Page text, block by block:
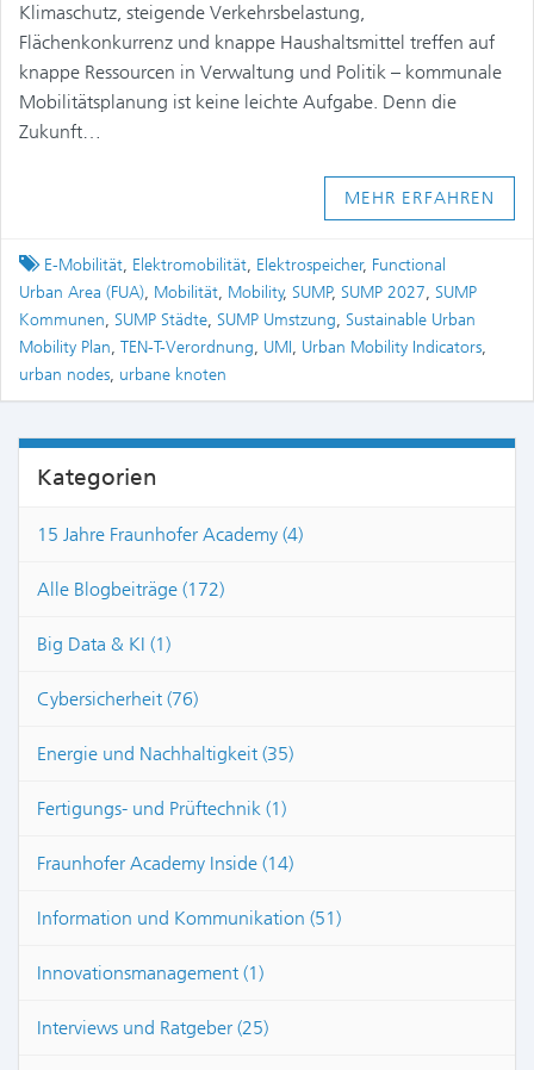
Klimaschutz, steigende Verkehrsbelastung,
Flächenkonkurrenz und knappe Haushaltsmittel treffen auf
knappe Ressourcen in Verwaltung und Politik – kommunale
Mobilitätsplanung ist keine leichte Aufgabe. Denn die
Zukunft…
MEHR ERFAHREN
Tagged
E-Mobilität, Elektromobilität, Elektrospeicher, Functional
Urban Area (FUA), Mobilität, Mobility, SUMP, SUMP 2027, SUMP
Kommunen, SUMP Städte, SUMP Umstzung, Sustainable Urban
Mobility Plan, TEN-T-Verordnung, UMI, Urban Mobility Indicators,
urban nodes, urbane knoten
Kategorien
15 Jahre Fraunhofer Academy (4)
Alle Blogbeiträge (172)
Big Data & KI (1)
Cybersicherheit (76)
Energie und Nachhaltigkeit (35)
Fertigungs- und Prüftechnik (1)
Fraunhofer Academy Inside (14)
Information und Kommunikation (51)
Innovationsmanagement (1)
Interviews und Ratgeber (25)